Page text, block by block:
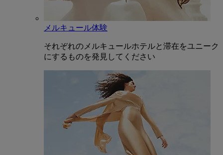
メルキュール体験
それぞれのメルキュールホテルと滞在をユニーク
にするものを発見してください